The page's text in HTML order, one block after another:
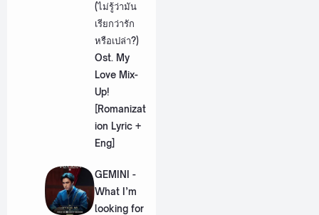
(ไม่รู้ว่ามัน
เรียกว่ารัก
หรือเปล่า?)
Ost. My
Love Mix-
Up!
[Romanizat
ion Lyric +
Eng]
GEMINI -
What I’m
looking for